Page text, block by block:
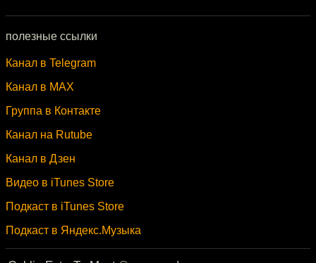
полезные ссылки
Канал в Telegram
Канал в MAX
Группа в Контакте
Канал на Rutube
Канал в Дзен
Видео в iTunes Store
Подкаст в iTunes Store
Подкаст в Яндекс.Музыка